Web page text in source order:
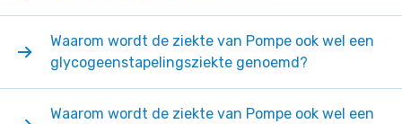
Waarom wordt de ziekte van Pompe ook wel een
glycogeenstapelingsziekte genoemd?
Waarom wordt de ziekte van Pompe ook wel een